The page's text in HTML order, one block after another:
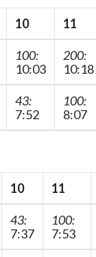
10 11
100:
10:03
200:
10:18
43:
7:52
100:
8:07
10 11
43:
7:37
100:
7:53